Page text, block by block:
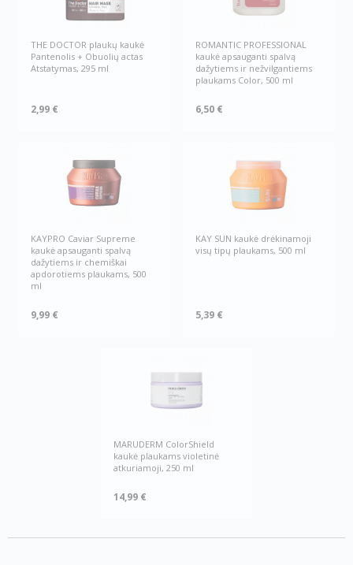
THE DOCTOR plaukų kaukė
Pantenolis + Obuolių actas
Atstatymas, 295 ml
2,99 €
ROMANTIC PROFESSIONAL
kaukė apsauganti spalvą
dažytiems ir nežvilgantiems
plaukams Color, 500 ml
6,50 €
KAYPRO Caviar Supreme
kaukė apsauganti spalvą
dažytiems ir chemiškai
apdorotiems plaukams, 500
ml
9,99 €
KAY SUN kaukė drėkinamoji
visų tipų plaukams, 500 ml
5,39 €
MARUDERM ColorShield
kaukė plaukams violetinė
atkuriamoji, 250 ml
14,99 €